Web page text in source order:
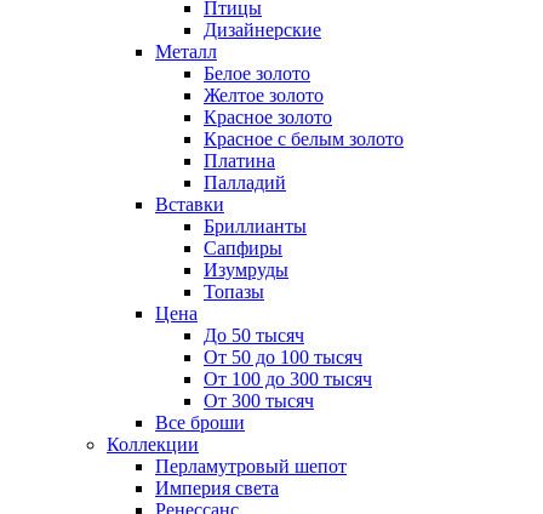
Птицы
Дизайнерские
Металл
Белое золото
Желтое золото
Красное золото
Красное с белым золото
Платина
Палладий
Вставки
Бриллианты
Сапфиры
Изумруды
Топазы
Цена
До 50 тысяч
От 50 до 100 тысяч
От 100 до 300 тысяч
От 300 тысяч
Все броши
Коллекции
Перламутровый шепот
Империя света
Ренессанс